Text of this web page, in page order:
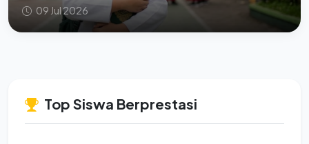
09 Jul 2026
Top Siswa Berprestasi